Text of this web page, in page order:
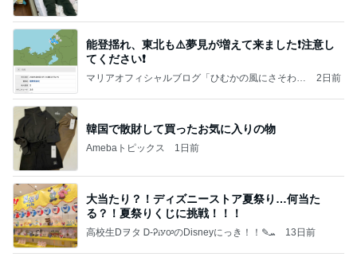
能登揺れ、東北も⚠️夢見が増えて来ました❗️注意し
てください❗️
マリアオフィシャルブログ「ひむかの風にさそわれ
2日前
韓国で散財して買ったお気に入りの物
Amebaトピックス 1日前
大当たり？！ディズニーストア夏祭り…何当た
る？！夏祭りくじに挑戦！！！
高校生Dヲタ Ꭰ-ᎮꭵꭹꭴのDisneyにっき！！✎ܚ 13日前